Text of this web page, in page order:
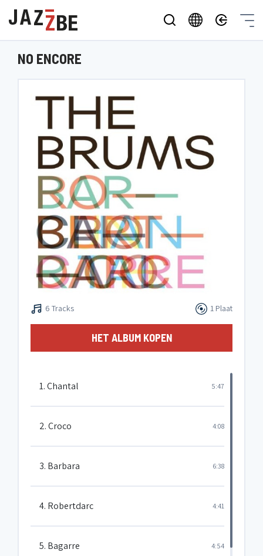
NO ENCORE
6 Tracks 1 Plaat
HET ALBUM KOPEN
1. Chantal 5:47
2. Croco 4:08
3. Barbara 6:38
4. Robertdarc 4:41
5. Bagarre 4:54